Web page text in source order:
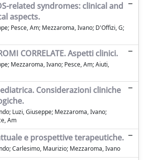
related syndromes: clinical and
aspects.
Pesce, Am; Mezzaroma, Ivano; D'Offizi, G;
CORRELATE. Aspetti clinici.
Mezzaroma, Ivano; Pesce, Am; Aiuti,
Considerazioni cliniche
Luzi, Giuseppe; Mezzaroma, Ivano;
Am
e prospettive terapeutiche.
Carlesimo, Maurizio; Mezzaroma, Ivano